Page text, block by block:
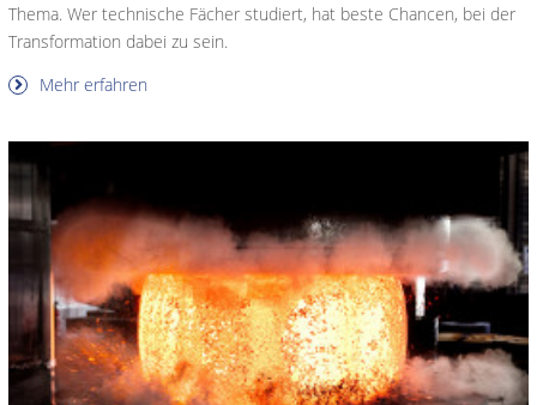
Thema. Wer technische Fächer studiert, hat beste Chancen, bei der
Transformation dabei zu sein.
Mehr erfahren